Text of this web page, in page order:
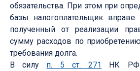
обязательства. При этом при
базы налогоплательщик
полученный от реализации
сумму расходов по
требования долга.
В силу п. 5 ст. 271
НК РФ